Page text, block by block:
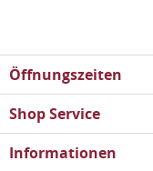
Öffnungszeiten
Shop Service
Informationen